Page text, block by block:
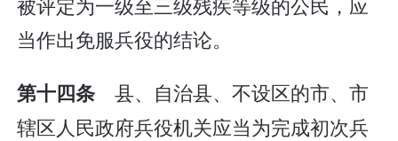
当作出免服兵役的结论。
第十四条县、自治县、不设区的市、市
辖区人民政府兵役机关应当为完成初次兵